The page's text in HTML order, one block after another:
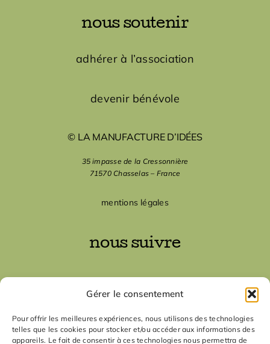
Gérer le consentement
Pour offrir les meilleures expériences, nous utilisons des technologies
telles que les cookies pour stocker et/ou accéder aux informations des
appareils. Le fait de consentir à ces technologies nous permettra de
nous soutenir
adhérer à l’association
devenir bénévole
© LA MANUFACTURE D’IDÉES
35 impasse de la Cressonnière
71570 Chasselas – France
mentions légales
nous suivre
nous contacter
contact